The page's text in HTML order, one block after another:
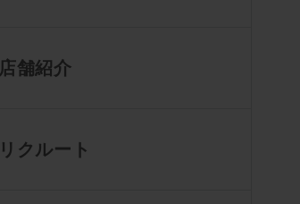
店舗紹介
リクルート